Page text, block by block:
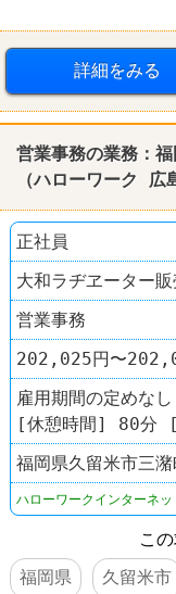
詳細をみる
営業事務の業務：
（ハローワーク 広
正社員
大和ラヂヱーター
営業事務
202,025円〜
雇用期間の定めなし
[休憩時間] 80分 [
福岡県久留米市三
ハローワークインターネッ
こ
福岡県
久留米市